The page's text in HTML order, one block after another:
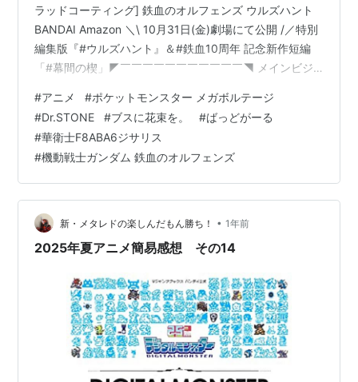
ラッドコーティング] 鉄血のオルフェンズ ウルズハント
BANDAI Amazon ＼\ 10月31日(金)劇場にて公開 /／特別
編集版『#ウルズハント』＆#鉄血10周年 記念新作短編
「#幕間の楔」◤￣￣￣￣￣￣￣￣￣￣￣◥ メインビジュ
タリオの物語そして、三日月たちが登場する新作短編も
合わせて… pic.twitter.com/OY95O7xrlx — 機動戦士ガン
ダム 鉄血のオルフェンズ (@g_tekketsu) 2025年8月7日
www.youtube.com ガンダムシ…
#アニメ #ポケットモンスター メガボルテージ
#Dr.STONE #ブスに花束を。 #ばっどがーる
#華衛士F8ABA6ジサリス
#機動戦士ガンダム 鉄血のオルフェンズ
新・メタレドの楽しんだもん勝ち！ • 1年前
2025年夏アニメ簡易感想 その14